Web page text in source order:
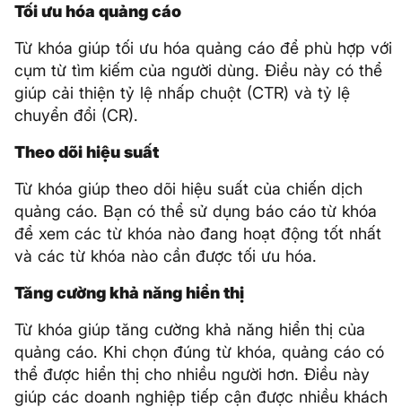
Tối ưu hóa quảng cáo
Từ khóa giúp tối ưu hóa quảng cáo để phù hợp với
cụm từ tìm kiếm của người dùng. Điều này có thể
giúp cải thiện tỷ lệ nhấp chuột (CTR) và tỷ lệ
chuyển đổi (CR).
Theo dõi hiệu suất
Từ khóa giúp theo dõi hiệu suất của chiến dịch
quảng cáo. Bạn có thể sử dụng báo cáo từ khóa
để xem các từ khóa nào đang hoạt động tốt nhất
và các từ khóa nào cần được tối ưu hóa.
Tăng cường khả năng hiển thị
Từ khóa giúp tăng cường khả năng hiển thị của
quảng cáo. Khi chọn đúng từ khóa, quảng cáo có
thể được hiển thị cho nhiều người hơn. Điều này
giúp các doanh nghiệp tiếp cận được nhiều khách